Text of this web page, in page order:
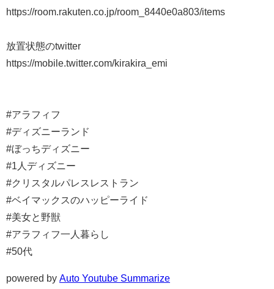
https://room.rakuten.co.jp/room_8440e0a803/items
放置状態のtwitter
https://mobile.twitter.com/kirakira_emi
#アラフィフ
#ディズニーランド
#ぼっちディズニー
#1人ディズニー
#クリスタルパレスレストラン
#ベイマックスのハッピーライド
#美女と野獣
#アラフィフ一人暮らし
#50代
powered by Auto Youtube Summarize